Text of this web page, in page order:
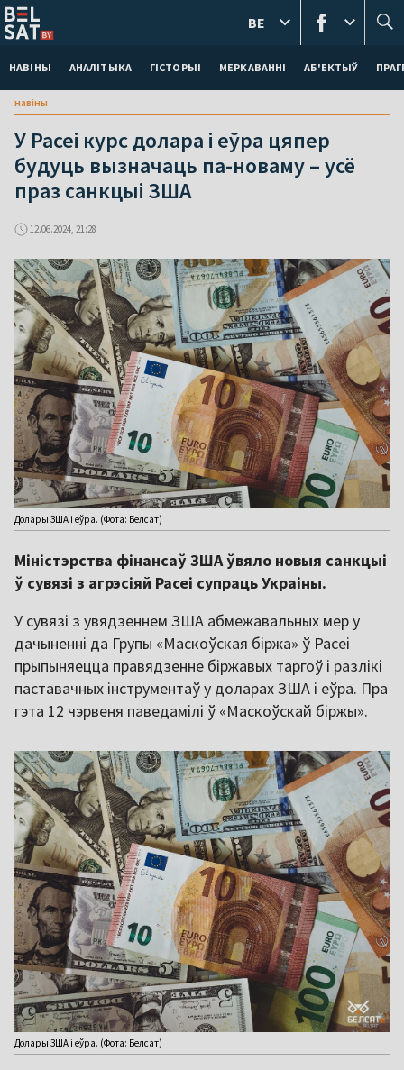
НАВІНЫ АНАЛІТЫКА ГІСТОРЫІ МЕРКАВАННI АБ'ЕКТЫЎ
BE
навіны
У Расеі курс долара і еўра цяпер
будуць вызначаць па-новаму – усё
праз санкцыі ЗША
12.06.2024, 21:28
Долары ЗША і еўра. (Фота: Белсат)
Міністэрства фінансаў ЗША ўвяло новыя санкцыі
ў сувязі з агрэсіяй Расеі супраць Украіны.
У сувязі з увядзеннем ЗША абмежавальных мер у
дачыненні да Групы «Маскоўская біржа» ў Расеі
прыпыняецца правядзенне біржавых таргоў і разлікі
паставачных інструментаў у доларах ЗША і еўра. Пра
гэта 12 чэрвеня паведамілі ў «Маскоўскай біржы».
Долары ЗША і еўра. (Фота: Белсат)